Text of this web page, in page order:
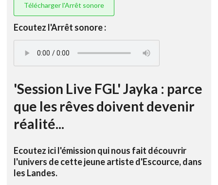
Télécharger l'Arrêt sonore
Ecoutez l'Arrêt sonore :
'Session Live FGL' Jayka : parce
que les rêves doivent devenir
réalité...
Ecoutez ici l'émission qui nous fait découvrir
l'univers de cette jeune artiste d'Escource, dans
les Landes.